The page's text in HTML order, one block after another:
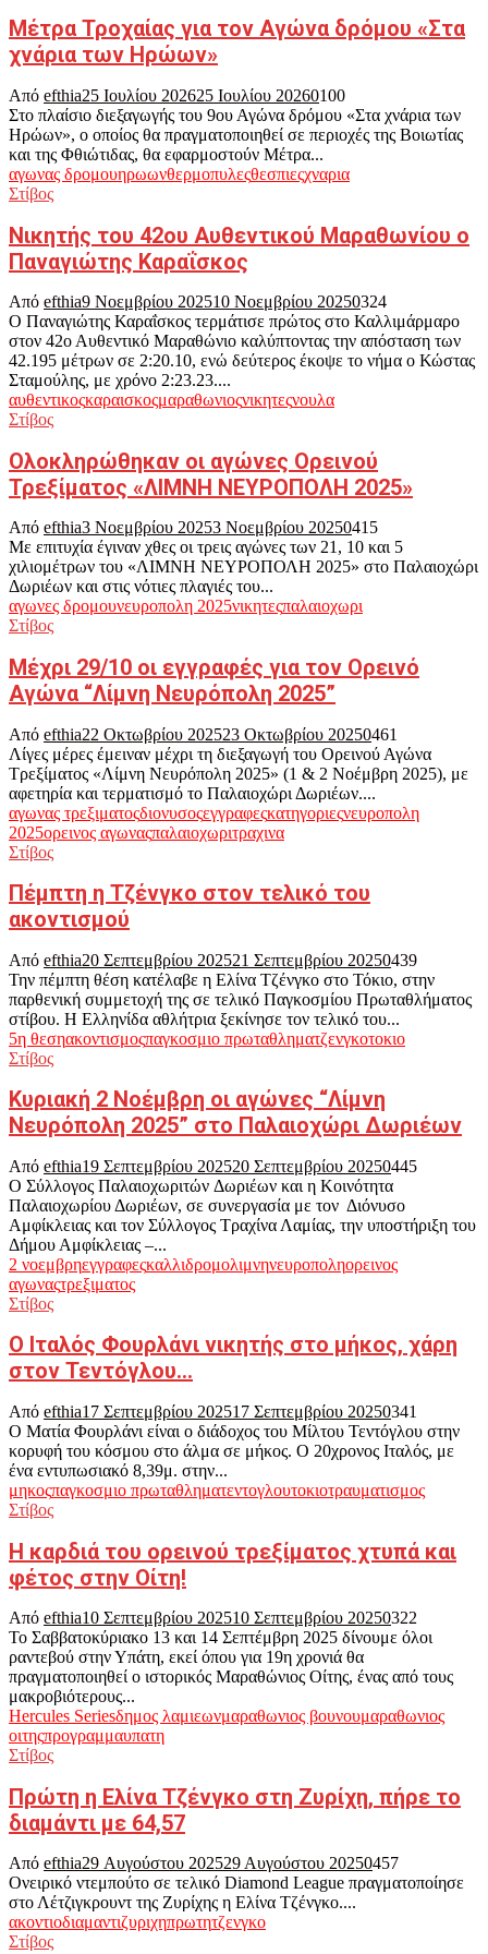
Μέτρα Τροχαίας για τον Αγώνα δρόμου «Στα
χνάρια των Ηρώων»
Από efthia25 Ιουλίου 202625 Ιουλίου 20260100
Στο πλαίσιο διεξαγωγής του 9ου Αγώνα δρόμου «Στα χνάρια των
Ηρώων», ο οποίος θα πραγματοποιηθεί σε περιοχές της Βοιωτίας
και της Φθιώτιδας, θα εφαρμοστούν Μέτρα...
αγωνας δρομουηρωωνθερμοπυλεςθεσπιεςχναρια
Στίβος
Νικητής του 42ου Αυθεντικού Μαραθωνίου ο
Παναγιώτης Καραΐσκος
Από efthia9 Νοεμβρίου 202510 Νοεμβρίου 20250324
Ο Παναγιώτης Καραΐσκος τερμάτισε πρώτος στο Καλλιμάρμαρο
στον 42ο Αυθεντικό Μαραθώνιο καλύπτοντας την απόσταση των
42.195 μέτρων σε 2:20.10, ενώ δεύτερος έκοψε το νήμα ο Κώστας
Σταμούλης, με χρόνο 2:23.23....
αυθεντικοςκαραισκοςμαραθωνιοςνικητεςνουλα
Στίβος
Ολοκληρώθηκαν οι αγώνες Ορεινού
Τρεξίματος «ΛΙΜΝΗ ΝΕΥΡΟΠΟΛΗ 2025»
Από efthia3 Νοεμβρίου 20253 Νοεμβρίου 20250415
Με επιτυχία έγιναν χθες οι τρεις αγώνες των 21, 10 και 5
χιλιομέτρων του «ΛΙΜΝΗ ΝΕΥΡΟΠΟΛΗ 2025» στο Παλαιοχώρι
Δωριέων και στις νότιες πλαγιές του...
αγωνες δρομουνευροπολη 2025νικητεςπαλαιοχωρι
Στίβος
Μέχρι 29/10 οι εγγραφές για τον Ορεινό
Αγώνα “Λίμνη Νευρόπολη 2025”
Από efthia22 Οκτωβρίου 202523 Οκτωβρίου 20250461
Λίγες μέρες έμειναν μέχρι τη διεξαγωγή του Ορεινού Αγώνα
Τρεξίματος «Λίμνη Νευρόπολη 2025» (1 & 2 Νοέμβρη 2025), με
αφετηρία και τερματισμό το Παλαιοχώρι Δωριέων....
αγωνας τρεξιματοςδιονυσοςεγγραφεςκατηγοριεςνευροπολη
2025ορεινος αγωναςπαλαιοχωριτραχινα
Στίβος
Πέμπτη η Τζένγκο στον τελικό του
ακοντισμού
Από efthia20 Σεπτεμβρίου 202521 Σεπτεμβρίου 20250439
Την πέμπτη θέση κατέλαβε η Ελίνα Τζένγκο στο Τόκιο, στην
παρθενική συμμετοχή της σε τελικό Παγκοσμίου Πρωταθλήματος
στίβου. Η Ελληνίδα αθλήτρια ξεκίνησε τον τελικό του...
5η θεσηακοντισμοςπαγκοσμιο πρωταθληματζενγκοτοκιο
Στίβος
Κυριακή 2 Νοέμβρη οι αγώνες “Λίμνη
Νευρόπολη 2025” στο Παλαιοχώρι Δωριέων
Από efthia19 Σεπτεμβρίου 202520 Σεπτεμβρίου 20250445
Ο Σύλλογος Παλαιοχωριτών Δωριέων και η Κοινότητα
Παλαιοχωρίου Δωριέων, σε συνεργασία με τον Διόνυσο
Αμφίκλειας και τον Σύλλογος Τραχίνα Λαμίας, την υποστήριξη του
Δήμου Αμφίκλειας –...
2 νοεμβρηεγγραφεςκαλλιδρομολιμνηνευροποληορεινος
αγωναςτρεξιματος
Στίβος
Ο Ιταλός Φουρλάνι νικητής στο μήκος, χάρη
στον Τεντόγλου…
Από efthia17 Σεπτεμβρίου 202517 Σεπτεμβρίου 20250341
Ο Ματία Φουρλάνι είναι ο διάδοχος του Μίλτου Τεντόγλου στην
κορυφή του κόσμου στο άλμα σε μήκος. Ο 20χρονος Ιταλός, με
ένα εντυπωσιακό 8,39μ. στην...
μηκοςπαγκοσμιο πρωταθληματεντογλουτοκιοτραυματισμος
Στίβος
Η καρδιά του ορεινού τρεξίματος χτυπά και
φέτος στην Οίτη!
Από efthia10 Σεπτεμβρίου 202510 Σεπτεμβρίου 20250322
Το Σαββατοκύριακο 13 και 14 Σεπτέμβρη 2025 δίνουμε όλοι
ραντεβού στην Υπάτη, εκεί όπου για 19η χρονιά θα
πραγματοποιηθεί ο ιστορικός Μαραθώνιος Οίτης, ένας από τους
μακροβιότερους...
Hercules Seriesδημος λαμιεωνμαραθωνιος βουνουμαραθωνιος
οιτηςπρογραμμαυπατη
Στίβος
Πρώτη η Ελίνα Τζένγκο στη Ζυρίχη, πήρε το
διαμάντι με 64,57
Από efthia29 Αυγούστου 202529 Αυγούστου 20250457
Ονειρικό ντεμπούτο σε τελικό Diamond League πραγματοποίησε
στο Λέτζιγκρουντ της Ζυρίχης η Ελίνα Τζένγκο....
ακοντιοδιαμαντιζυριχηπρωτητζενγκο
Στίβος